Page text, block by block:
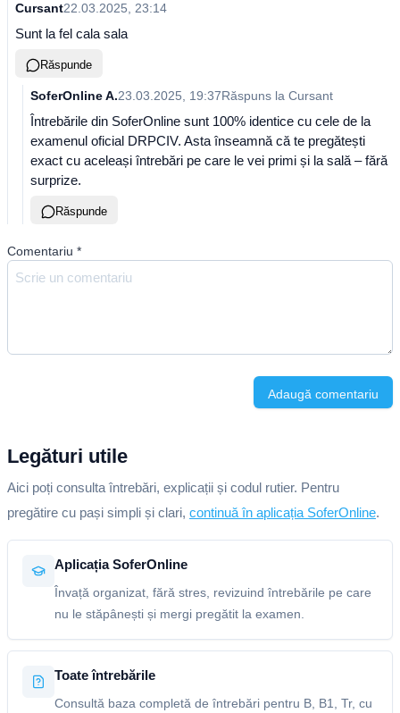
Cursant22.03.2025, 23:14
Sunt la fel cala sala
Răspunde
SoferOnline A.23.03.2025, 19:37Răspuns la Cursant
Întrebările din SoferOnline sunt 100% identice cu cele de la
examenul oficial DRPCIV. Asta înseamnă că te pregătești
exact cu aceleași întrebări pe care le vei primi și la sală – fără
surprize.
Răspunde
Comentariu *
Adaugă comentariu
Legături utile
Aici poți consulta întrebări, explicații și codul rutier. Pentru
pregătire cu pași simpli și clari, continuă în aplicația SoferOnline.
Aplicația SoferOnline
Învață organizat, fără stres, revizuind întrebările pe care
nu le stăpânești și mergi pregătit la examen.
Toate întrebările
Consultă baza completă de întrebări pentru B, B1, Tr, cu